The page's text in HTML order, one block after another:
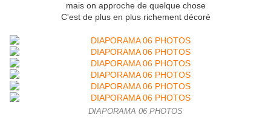
mais on approche de quelque chose
C'est de plus en plus richement décoré
DIAPORAMA 06 PHOTOS